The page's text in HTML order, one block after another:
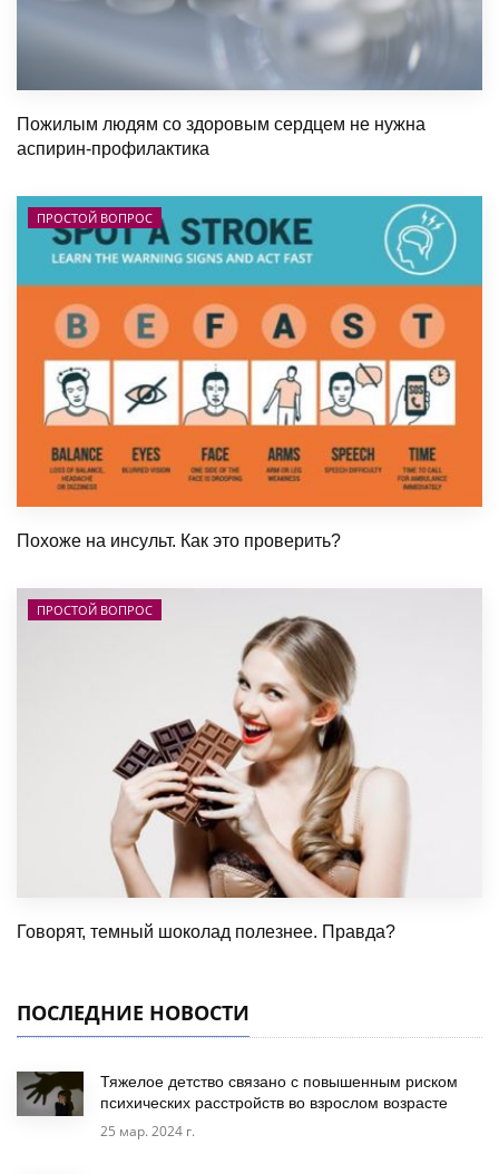
Пожилым людям со здоровым сердцем не нужна
аспирин-профилактика
ПРОСТОЙ ВОПРОС
Похоже на инсульт. Как это проверить?
ПРОСТОЙ ВОПРОС
Говорят, темный шоколад полезнее. Правда?
ПОСЛЕДНИЕ НОВОСТИ
Тяжелое детство связано с повышенным риском
психических расстройств во взрослом возрасте
25 мар. 2024 г.